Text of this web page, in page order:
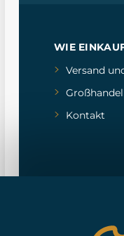
WIE
Versand
Großhandel
Kontakt